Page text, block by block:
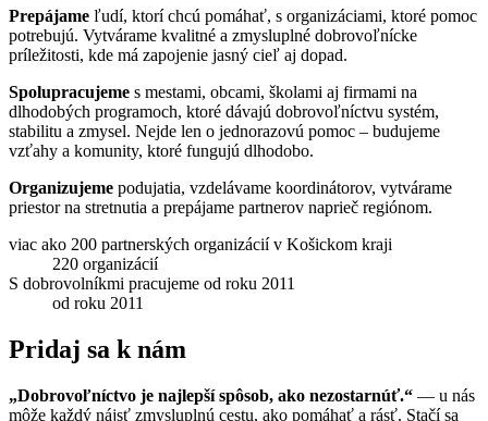
Prepájame ľudí, ktorí chcú pomáhať, s organizáciami, ktoré pomoc
potrebujú. Vytvárame kvalitné a zmysluplné dobrovoľnícke
príležitosti, kde má zapojenie jasný cieľ aj dopad.
Spolupracujeme s mestami, obcami, školami aj firmami na
dlhodobých programoch, ktoré dávajú dobrovoľníctvu systém,
stabilitu a zmysel. Nejde len o jednorazovú pomoc – budujeme
vzťahy a komunity, ktoré fungujú dlhodobo.
Organizujeme podujatia, vzdelávame koordinátorov, vytvárame
priestor na stretnutia a prepájame partnerov naprieč regiónom.
viac ako 200 partnerských organizácií v Košickom kraji
220 organizácií
S dobrovolníkmi pracujeme od roku 2011
od roku 2011
Pridaj sa k nám
„Dobrovoľníctvo je najlepší spôsob, ako nezostarnúť.“ — u nás
môže každý nájsť zmysluplnú cestu, ako pomáhať a rásť. Stačí sa